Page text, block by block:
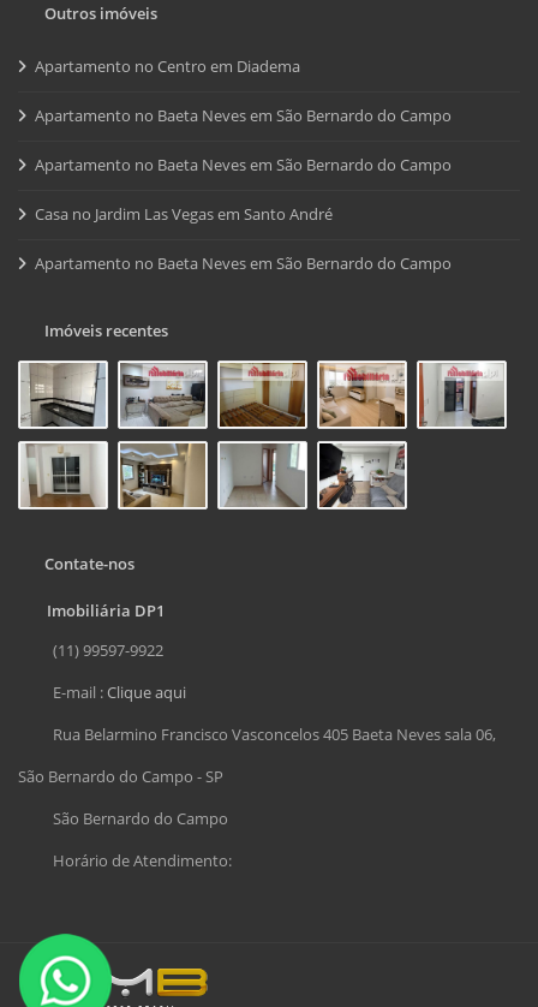
Outros imóveis
Apartamento no Centro em Diadema
Apartamento no Baeta Neves em São Bernardo do Campo
Apartamento no Baeta Neves em São Bernardo do Campo
Casa no Jardim Las Vegas em Santo André
Apartamento no Baeta Neves em São Bernardo do Campo
Imóveis recentes
Contate-nos
Imobiliária DP1
(11) 99597-9922
E-mail :Clique aqui
Rua Belarmino Francisco Vasconcelos 405 Baeta Neves sala 06,
São Bernardo do Campo - SP
São Bernardo do Campo
Horário de Atendimento: